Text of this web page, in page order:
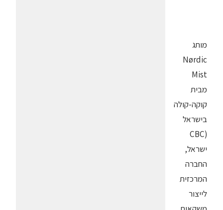
מותג
Nørdic
Mist
מבית
קוקה-קולה
בישראל
(CBC
ישראל,
החברה
המרכזית
לייצור